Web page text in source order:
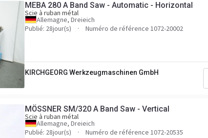
MEBA 280 A Band Saw - Automatic - Horizontal
Scie à ruban métal
Allemagne, Dreieich
Publié: 28jour(s)
Numéro de référence 1072-20002
KIRCHGEORG Werkzeugmaschinen GmbH
MÖSSNER SM/320 A Band Saw - Vertical
Scie à ruban métal
Allemagne, Dreieich
Publié: 28jour(s)
Numéro de référence 1072-20535